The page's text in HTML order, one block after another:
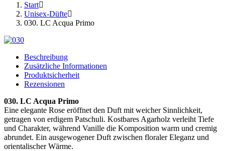
Start
Unisex-Düfte
030. LC Acqua Primo
Beschreibung
Zusätzliche Informationen
Produktsicherheit
Rezensionen
030. LC Acqua Primo
Eine elegante Rose eröffnet den Duft mit weicher Sinnlichkeit,
getragen von erdigem Patschuli. Kostbares Agarholz verleiht Tiefe
und Charakter, während Vanille die Komposition warm und cremig
abrundet. Ein ausgewogener Duft zwischen floraler Eleganz und
orientalischer Wärme.